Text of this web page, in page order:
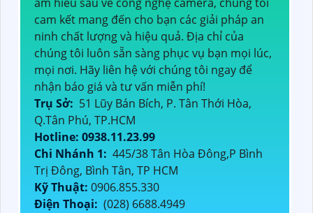
am hiểu sâu về công nghệ camera, chúng tôi
cam kết mang đến cho bạn các giải pháp an
ninh chất lượng và hiệu quả. Địa chỉ của
chúng tôi luôn sẵn sàng phục vụ bạn mọi lúc,
mọi nơi. Hãy liên hệ với chúng tôi ngay để
nhận báo giá và tư vấn miễn phí!
Trụ Sở: 51 Lũy Bán Bích, P. Tân Thới Hòa,
Q.Tân Phú, TP.HCM
Hotline: 0938.11.23.99
Chi Nhánh 1: 445/38 Tân Hòa Đông,P Bình
Trị Đông, Bình Tân, TP HCM
Kỹ Thuật: 0906.855.330
Điện Thoại: (028) 6688.4949